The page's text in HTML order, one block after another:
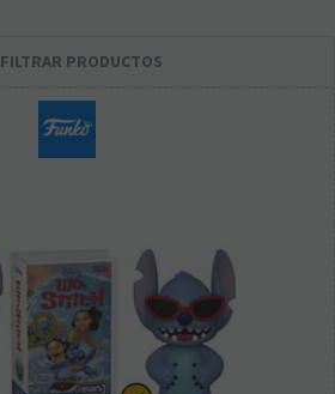
FILTRAR PRODUCTOS